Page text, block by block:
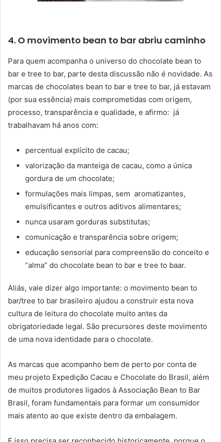
4. O movimento bean to bar abriu caminho
Para quem acompanha o universo do chocolate bean to
bar e tree to bar, parte desta discussão não é novidade. As
marcas de chocolates bean to bar e tree to bar, já estavam
(por sua essência) mais comprometidas com origem,
processo, transparência e qualidade, e afirmo: já
trabalhavam há anos com:
percentual explícito de cacau;
valorização da manteiga de cacau, como a única
gordura de um chocolate;
formulações mais limpas, sem aromatizantes,
emulsificantes e outros aditivos alimentares;
nunca usaram gorduras substitutas;
comunicação e transparência sobre origem;
educação sensorial para compreensão do conceito e
“alma” do chocolate bean to bar e tree to baar.
Aliás, vale dizer algo importante: o movimento bean to
bar/tree to bar brasileiro ajudou a construir esta nova
cultura de leitura do chocolate muito antes da
obrigatoriedade legal. São precursores deste movimento
de uma nova identidade para o chocolate.
As marcas que acompanho bem de perto por conta de
meu projeto Expedição Cacau e Chocolate do Brasil, além
de muitos produtores ligados à Associação Bean to Bar
Brasil, foram fundamentais para formar um consumidor
mais atento ao que existe dentro da embalagem.